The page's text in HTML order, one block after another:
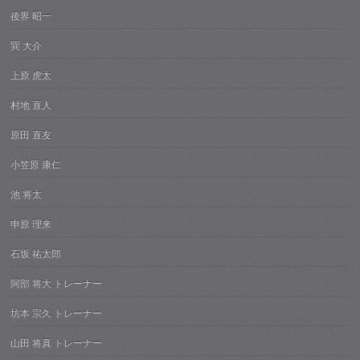
後界 昭一
巽 大介
上原 虎太
村地 直人
原田 直友
小笠原 康仁
池 将太
申原 理来
石坂 祐太郎
阿部 将大 トレーナー
坊本 宗久 トレーナー
山田 将真 トレーナー